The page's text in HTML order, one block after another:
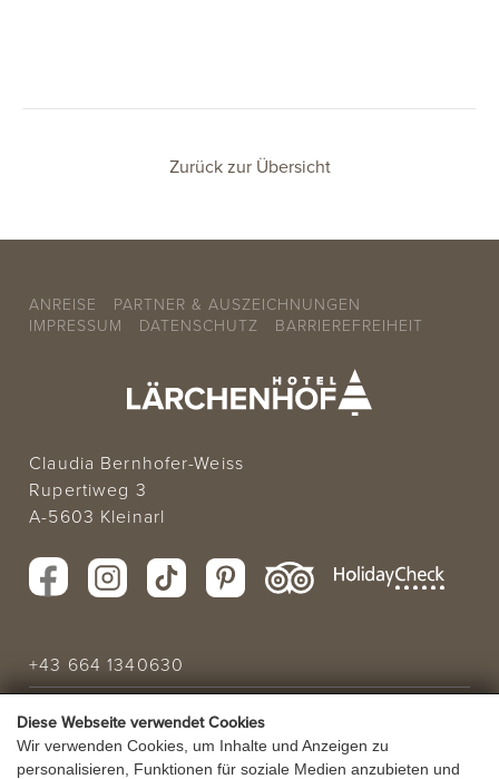
Diese Webseite verwendet Cookies
Wir verwenden Cookies, um Inhalte und Anzeigen zu
personalisieren, Funktionen für soziale Medien anzubieten und
Zurück zur Übersicht
ANREISE
PARTNER & AUSZEICHNUNGEN
IMPRESSUM
DATENSCHUTZ BARRIEREFREIHEIT
Claudia Bernhofer-Weiss
Rupertiweg 3
A-5603 Kleinarl
+43 664 1340630
info@laerchenhof.biz
Urlaubsanfrage